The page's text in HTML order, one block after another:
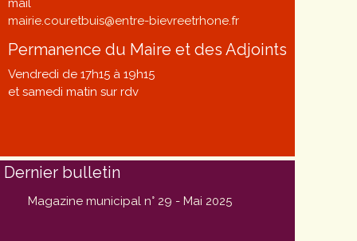
mail
mairie.couretbuis@entre-bievreetrhone.fr
Permanence du Maire et des Adjoints
Vendredi de 17h15 à 19h15
et samedi matin sur rdv
Dernier bulletin
Magazine municipal n° 29 - Mai 2025